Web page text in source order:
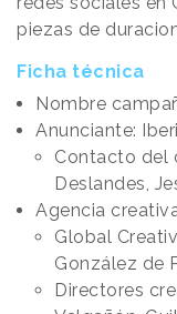
piezas de
Ficha técnica
Nombre
Anunciante:
Contacto del
Deslandes,
Agencia
Global
González de
Directores